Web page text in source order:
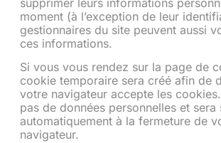
moment (à l’exception de leur
gestionnaires du site peuvent aussi
ces informations.
Si vous vous rendez sur la page de
cookie temporaire sera créé afin de
votre navigateur accepte les
pas de données personnelles et sera
automatiquement à la fermeture de
navigateur.